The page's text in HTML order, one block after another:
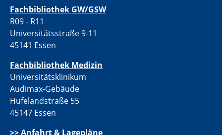
Fachbibliothek GW/GSW
R09 - R11
Universitätsstraße 9-11
45141 Essen
Fachbibliothek Medizin
Universitätsklinikum
Audimax-Gebäude
Hufelandstraße 55
45147 Essen
>>Anfahrt & Lagepläne